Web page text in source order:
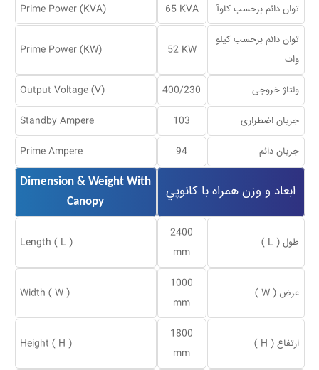
توان دا‌‌ئم برحسب کاوآ 65 KVA
Prime Power (KVA)
توان دا‌‌ئم برحسب کیلو
وات
52 KW
Prime Power (KW)
ولتاژ خروجی 400/230
Output Voltage (V)
جریان اضطراری 103
Standby Ampere
جریان دا‌‌ئم 94
Prime Ampere
ابعاد و وزن همراه با كانوپي
Dimension & Weight With
Canopy
طول ( L )
2400
mm
Length ( L )
عرض ( W )
1000
mm
Width ( W )
ارتفاع ( H )
1800
mm
Height ( H )